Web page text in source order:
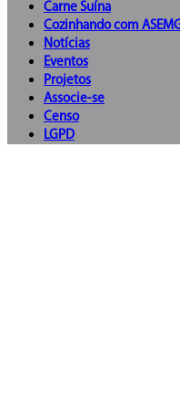
Carne Suína
Cozinhando com
Notícias
Eventos
Projetos
Associe-se
Censo
LGPD